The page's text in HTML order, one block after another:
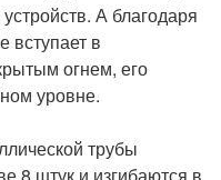
А благодаря
вступает в
огнем, его
уровне.
трубы